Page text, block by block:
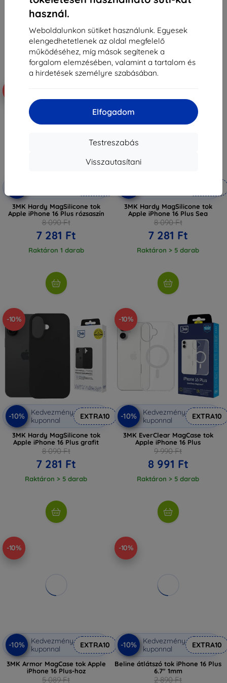
használ.
Weboldalunkon sütiket használunk. Egyesek
elengedhetetlenek az oldal megfelelő
működéséhez, míg mások segítenek a
forgalom elemzésében, valamint a tartalom és
a hirdetések személyre szabásában.
Elfogadom
Testreszabás
Visszautasítani
3 141 Ft 7 281 Ft
3MK Hardy MagSilicone tok
Apple iPhone 16 Plus rózsaszín
8 090 Ft
7 281 Ft
Raktáron 1 darab
3MK Hardy MagSilicone tok
Apple iPhone 16 Plus Sea
8 090 Ft
7 281 Ft
Raktáron > 5 darab
-10%
-10%
Kedvezmény
kuponnal
EXTRA10
3MK Hardy MagSilicone tok
Apple iPhone 16 Plus grafit
8 090 Ft
7 281 Ft
Raktáron > 5 darab
-10%
-10%
Kedvezmény
kuponnal
EXTRA10
3MK EverClear MagCase tok
Apple iPhone 16 Plus
9 990 Ft
8 991 Ft
Raktáron > 5 darab
-10%
-10%
Kedvezmény
kuponnal
EXTRA10
3MK Armor MagCase tok Apple
iPhone 16 Plus-hoz
5 089 Ft
-10%
-10%
Kedvezmény
kuponnal
EXTRA10
Beline átlátszó tok iPhone 16 Plus
6.7" 1mm
2 890 Ft